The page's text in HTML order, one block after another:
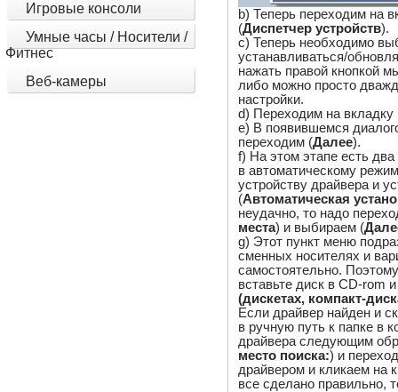
Игровые консоли
Умные часы / Носители /
Фитнес
Веб-камеры
b) Теперь переходим на
(Диспетчер устройств).
c) Теперь необходимо
устанавливаться/
нажать правой кнопкой
либо можно просто
настройки.
d) Переходим на вкладку
e) В появившемся
переходим (Далее).
f) На этом этапе есть
в автоматическому
устройству драйвера и
(Автоматическая
неудачно, то надо
места) и выбираем (
g) Этот пункт меню
сменных носителях и
самостоятельно.
вставьте диск в CD-rom
(дискетах, компакт-
Если драйвер найден и
в ручную путь к папке в
драйвера следующим
место поиска:) и
драйвером и кликаем на
все сделано правильно,